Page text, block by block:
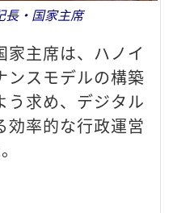
長・国家主席
家主席は、ハノイ
ンスモデルの構築
う求め、デジタル
効率的な行政運営